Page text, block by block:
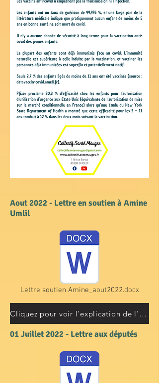
Aout 2022 - Lettre en soutien à Amine
Umlil
Lettre soutien Amine_aout2022.docx
Cliquez pour voir l'explication de l'action proposée
01 Juillet 2022 - Lettre aux députés